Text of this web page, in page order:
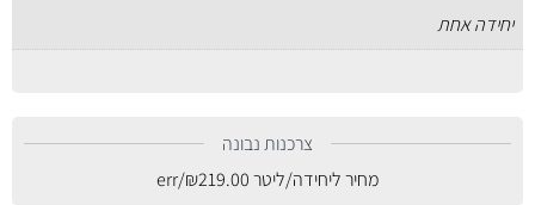
יחידה אחת
צרכנות נבונה
מחיר ליחידה/ליטר
₪219.00
/err